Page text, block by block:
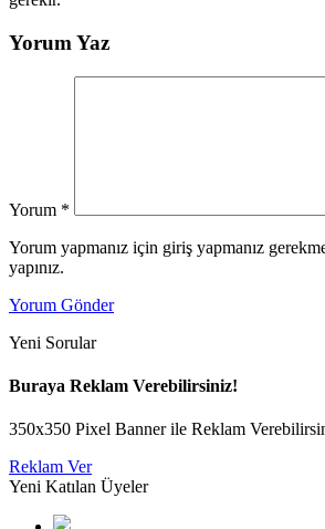
Yorum Yaz
Yorum *
Yorum yapmanız için giriş yapmanız
yapınız.
Yorum Gönder
Yeni Sorular
Buraya Reklam Verebilirsiniz!
350x350 Pixel Banner ile Reklam
Reklam Ver
Yeni Katılan Üyeler